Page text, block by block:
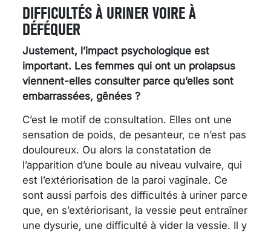
DIFFICULTÉS À URINER VOIRE À
DÉFÉQUER
Justement, l’impact psychologique est
important. Les femmes qui ont un prolapsus
viennent-elles consulter parce qu’elles sont
embarrassées, gênées ?
C’est le motif de consultation. Elles ont une
sensation de poids, de pesanteur, ce n’est pas
douloureux. Ou alors la constatation de
l’apparition d’une boule au niveau vulvaire, qui
est l’extériorisation de la paroi vaginale. Ce
sont aussi parfois des difficultés à uriner parce
que, en s’extériorisant, la vessie peut entraîner
une dysurie, une difficulté à vider la vessie. Il y